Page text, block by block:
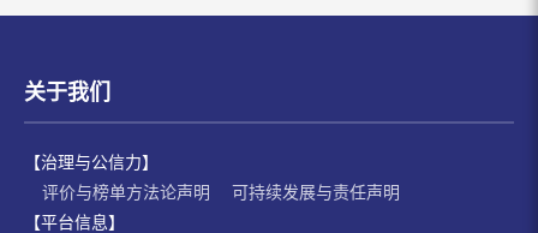
关于我们
【治理与公信力】
评价与榜单方法论声明
可持续发展与责任声明
【平台信息】